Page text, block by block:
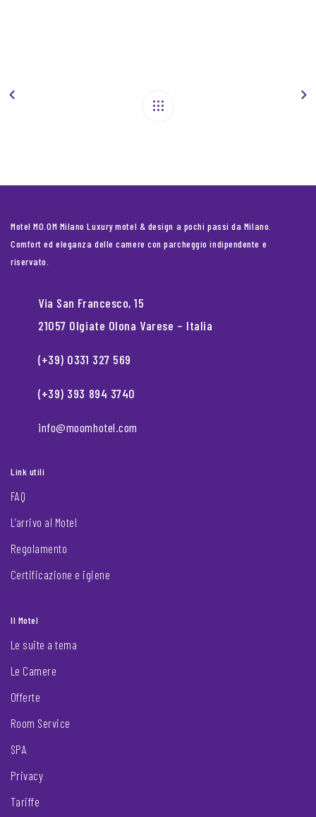
Motel MO.OM Milano Luxury motel & design a pochi passi da Milano.
Comfort ed eleganza delle camere con parcheggio indipendente e
riservato.
Via San Francesco, 15
21057 Olgiate Olona Varese – Italia
(+39) 0331 327 569
(+39) 393 894 3740
info@moomhotel.com
Link utili
FAQ
L’arrivo al Motel
Regolamento
Certificazione e igiene
Il Motel
Le suite a tema
Le Camere
Offerte
Room Service
SPA
Privacy
Tariffe